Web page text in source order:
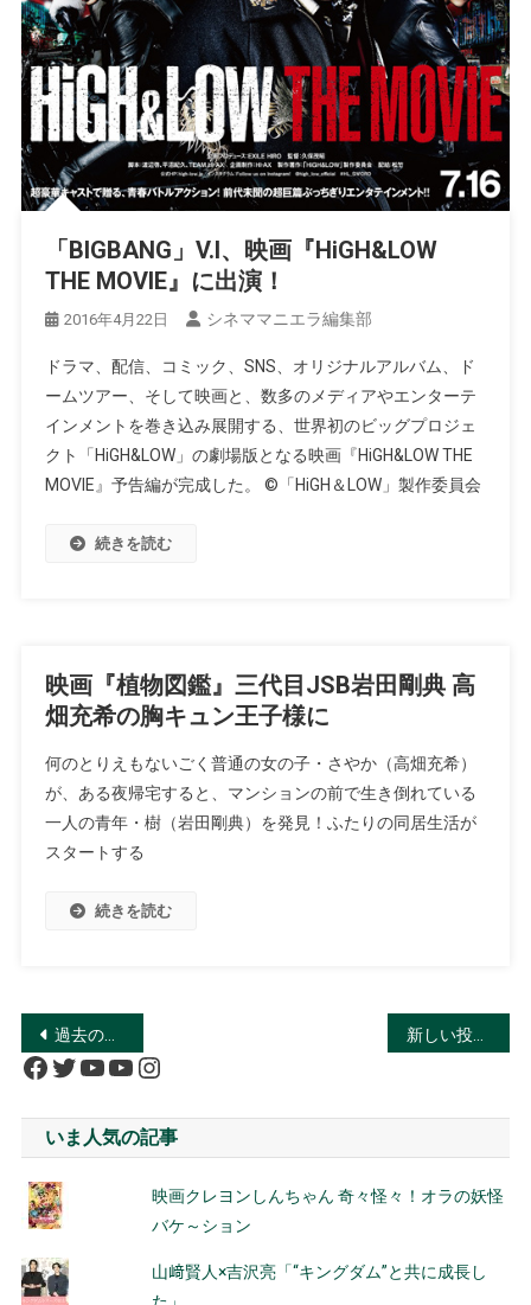
「BIGBANG」V.I、映画『HiGH&LOW
THE MOVIE』に出演！
2016年4月22日 シネママニエラ編集部
ドラマ、配信、コミック、SNS、オリジナルアルバム、ド
ームツアー、そして映画と、数多のメディアやエンターテ
インメントを巻き込み展開する、世界初のビッグプロジェ
クト「HiGH&LOW」の劇場版となる映画『HiGH&LOW THE
MOVIE』予告編が完成した。 ©「HiGH＆LOW」製作委員会
続きを読む
映画『植物図鑑』三代目JSB岩田剛典 高
畑充希の胸キュン王子様に
何のとりえもないごく普通の女の子・さやか（高畑充希）
が、ある夜帰宅すると、マンションの前で生き倒れている
一人の青年・樹（岩田剛典）を発見！ふたりの同居生活が
スタートする
続きを読む
投
稿
ナ
ビ
ゲ
ー
過去の投稿
Facebook
Twitter
YouTube
YouTube
Instagram
いま人気の記事
映画クレヨンしんちゃん 奇々怪々！オラの妖怪
バケ～ション
山﨑賢人×吉沢亮「“キングダム”と共に成長し